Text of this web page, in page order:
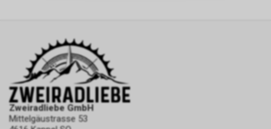
Zweiradliebe GmbH
Mittelgäustrasse 53